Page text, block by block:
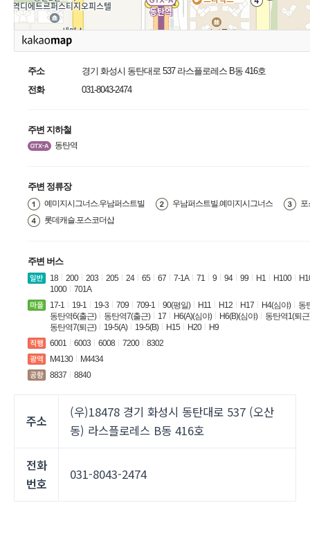
주소
경기 화성시 동탄대로 537 라스플로레스 B동 416호
전화
031-8043-2474
주변 지하철
동탄역
주변 정류장
예미지시그너스.우남퍼스트빌 우남퍼스트빌.예미지시그너스
포
롯데캐슬.포스코더샵
주변 버스
18 200 203 205 24 65 67 7-1A 71 9 94 99 H1 H100
1000
701A
17-1
19-1 19-3 709 709-1 90(평일) H11 H12 H17 H4(심야)
동
동탄역6(출근)
동탄역7(출근) 17 H6(A)(심야) H6(B)(심야)
동탄역1(퇴
동탄역7(퇴근)
19-5(A) 19-5(B) H15 H20
H9
6001
6003 6008 7200
8302
M4130
M4434
8837
8840
주소
(우)18478 경기 화성시 동탄대로 537 (오산
동) 라스플로레스 B동 416호
전화
번호
031-8043-2474